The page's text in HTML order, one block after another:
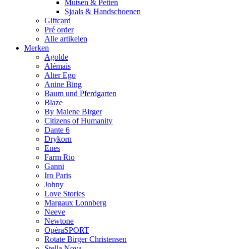
Mutsen & Petten
Sjaals & Handschoenen
Giftcard
Pré order
Alle artikelen
Merken
Agolde
Alémais
Alter Ego
Anine Bing
Baum und Pferdgarten
Blaze
By Malene Birger
Citizens of Humanity
Dante 6
Drykorn
Enes
Farm Rio
Ganni
Iro Paris
Johny
Love Stories
Margaux Lonnberg
Neeve
Newtone
OpéraSPORT
Rotate Birger Christensen